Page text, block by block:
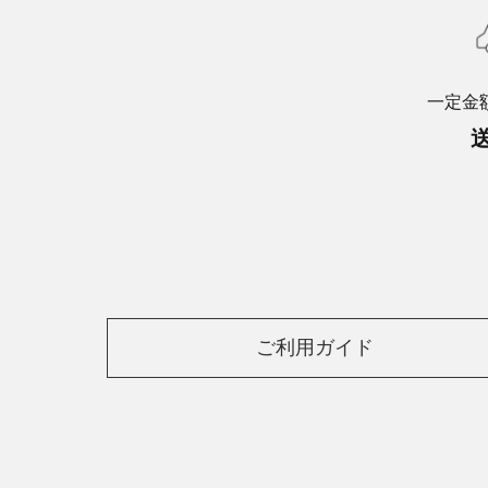
一定金
ご利用ガイド